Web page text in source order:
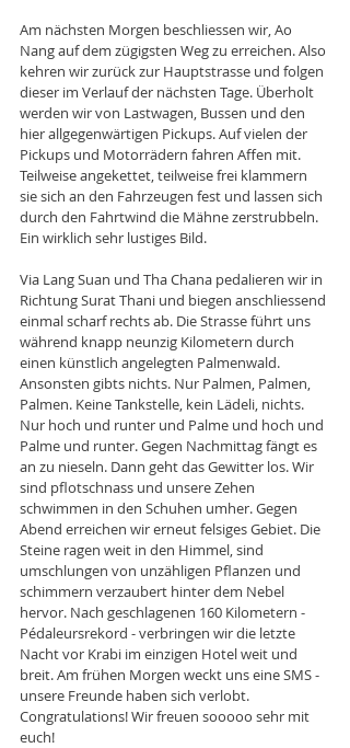
Am nächsten Morgen beschliessen wir, Ao
Nang auf dem zügigsten Weg zu erreichen. Also
kehren wir zurück zur Hauptstrasse und folgen
dieser im Verlauf der nächsten Tage. Überholt
werden wir von Lastwagen, Bussen und den
hier allgegenwärtigen Pickups. Auf vielen der
Pickups und Motorrädern fahren Affen mit.
Teilweise angekettet, teilweise frei klammern
sie sich an den Fahrzeugen fest und lassen sich
durch den Fahrtwind die Mähne zerstrubbeln.
Ein wirklich sehr lustiges Bild.
Via Lang Suan und Tha Chana pedalieren wir in
Richtung Surat Thani und biegen anschliessend
einmal scharf rechts ab. Die Strasse führt uns
während knapp neunzig Kilometern durch
einen künstlich angelegten Palmenwald.
Ansonsten gibts nichts. Nur Palmen, Palmen,
Palmen. Keine Tankstelle, kein Lädeli, nichts.
Nur hoch und runter und Palme und hoch und
Palme und runter. Gegen Nachmittag fängt es
an zu nieseln. Dann geht das Gewitter los. Wir
sind pflotschnass und unsere Zehen
schwimmen in den Schuhen umher. Gegen
Abend erreichen wir erneut felsiges Gebiet. Die
Steine ragen weit in den Himmel, sind
umschlungen von unzähligen Pflanzen und
schimmern verzaubert hinter dem Nebel
hervor. Nach geschlagenen 160 Kilometern -
Pédaleursrekord - verbringen wir die letzte
Nacht vor Krabi im einzigen Hotel weit und
breit. Am frühen Morgen weckt uns eine SMS -
unsere Freunde haben sich verlobt.
Congratulations! Wir freuen sooooo sehr mit
euch!